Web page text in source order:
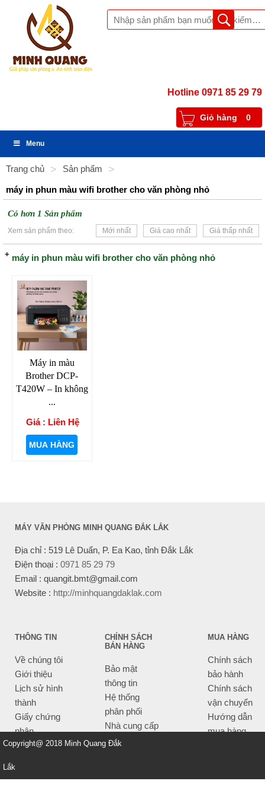
Hotline 0971 85 29 79
Giỏ hàng 0
Menu
Trang chủ > Sản phẩm >
máy in phun màu wifi brother cho văn phòng nhỏ
Có hơn 1 Sản phẩm
Xem sản phẩm theo: Mới nhất Giá cao nhất Giá thấp nhất
máy in phun màu wifi brother cho văn phòng nhỏ
Máy in màu
Brother DCP-
T420W – In không
...
Giá : Liên Hệ
MUA HÀNG
MÁY VĂN PHÒNG MINH QUANG ĐẮK LẮK
Địa chỉ : 519 Lê Duẩn, P. Ea Kao, tỉnh Đắk Lắk
Điện thoại : 0971 85 29 79
Email : quangit.bmt@gmail.com
Website : http://minhquangdaklak.com
THÔNG TIN
Về chúng tôi
Giới thiệu
Lịch sử hình
thành
Giấy chứng
nhận
CHÍNH SÁCH
BÁN HÀNG
Bảo mật
thông tin
Hệ thống
phân phối
Nhà cung cấp
Tiêu chí bán
MUA HÀNG
Chính sách
bảo hành
Chính sách
vận chuyển
Hướng dẫn
mua hàng
Copyright@ 2018 Minh Quang Đắk
Lắk